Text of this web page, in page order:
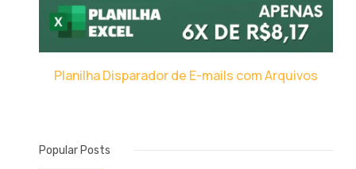
Planilha Disparador de E-mails com Arquivos
Popular Posts